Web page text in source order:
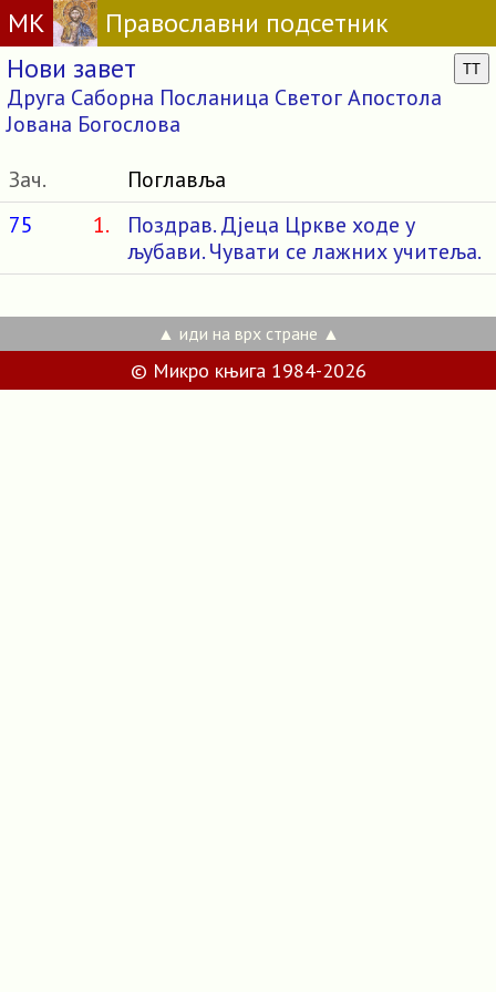
МК
Православни подсетник
Нови завет
TT
Друга Саборна Посланица Светог Апостола
Јована Богослова
Зач.
Поглавља
75
1.
Поздрав. Дјеца Цркве ходе у
љубави. Чувати се лажних учитеља.
▲ иди на врх стране ▲
© Микро књига 1984-2026